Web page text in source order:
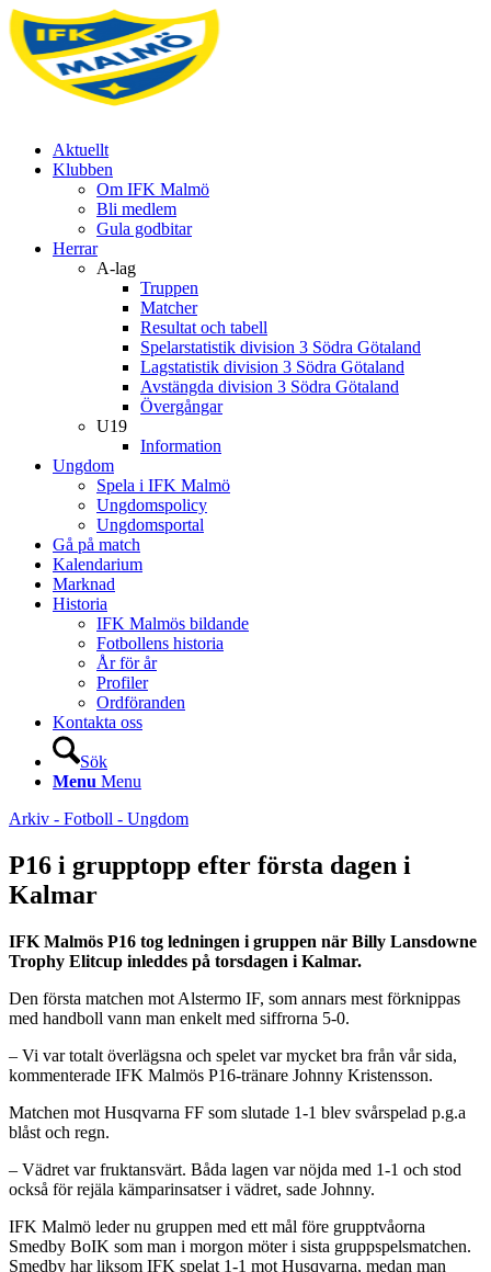
Aktuellt
Klubben
Om IFK Malmö
Bli medlem
Gula godbitar
Herrar
A-lag
Truppen
Matcher
Resultat och tabell
Spelarstatistik division 3 Södra Götaland
Lagstatistik division 3 Södra Götaland
Avstängda division 3 Södra Götaland
Övergångar
U19
Information
Ungdom
Spela i IFK Malmö
Ungdomspolicy
Ungdomsportal
Gå på match
Kalendarium
Marknad
Historia
IFK Malmös bildande
Fotbollens historia
År för år
Profiler
Ordföranden
Kontakta oss
Sök
Menu Menu
Arkiv - Fotboll - Ungdom
P16 i grupptopp efter första dagen i
Kalmar
IFK Malmös P16 tog ledningen i gruppen när Billy Lansdowne
Trophy Elitcup inleddes på torsdagen i Kalmar.
Den första matchen mot Alstermo IF, som annars mest förknippas
med handboll vann man enkelt med siffrorna 5-0.
– Vi var totalt överlägsna och spelet var mycket bra från vår sida,
kommenterade IFK Malmös P16-tränare Johnny Kristensson.
Matchen mot Husqvarna FF som slutade 1-1 blev svårspelad p.g.a
blåst och regn.
– Vädret var fruktansvärt. Båda lagen var nöjda med 1-1 och stod
också för rejäla kämparinsatser i vädret, sade Johnny.
IFK Malmö leder nu gruppen med ett mål före grupptvåorna
Smedby BoIK som man i morgon möter i sista gruppspelsmatchen.
Smedby har liksom IFK spelat 1-1 mot Husqvarna, medan man